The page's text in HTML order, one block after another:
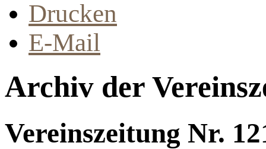
Drucken
E-Mail
Archiv der
Vereinszeitung Nr.